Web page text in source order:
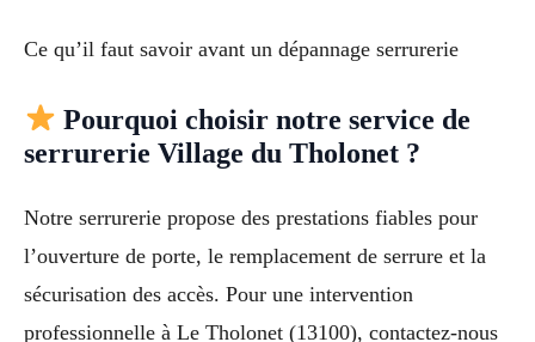
Ce qu’il faut savoir avant un dépannage serrurerie
Pourquoi choisir notre service de
serrurerie Village du Tholonet ?
Notre serrurerie propose des prestations fiables pour
l’ouverture de porte, le remplacement de serrure et la
sécurisation des accès. Pour une intervention
professionnelle à Le Tholonet (13100), contactez-nous